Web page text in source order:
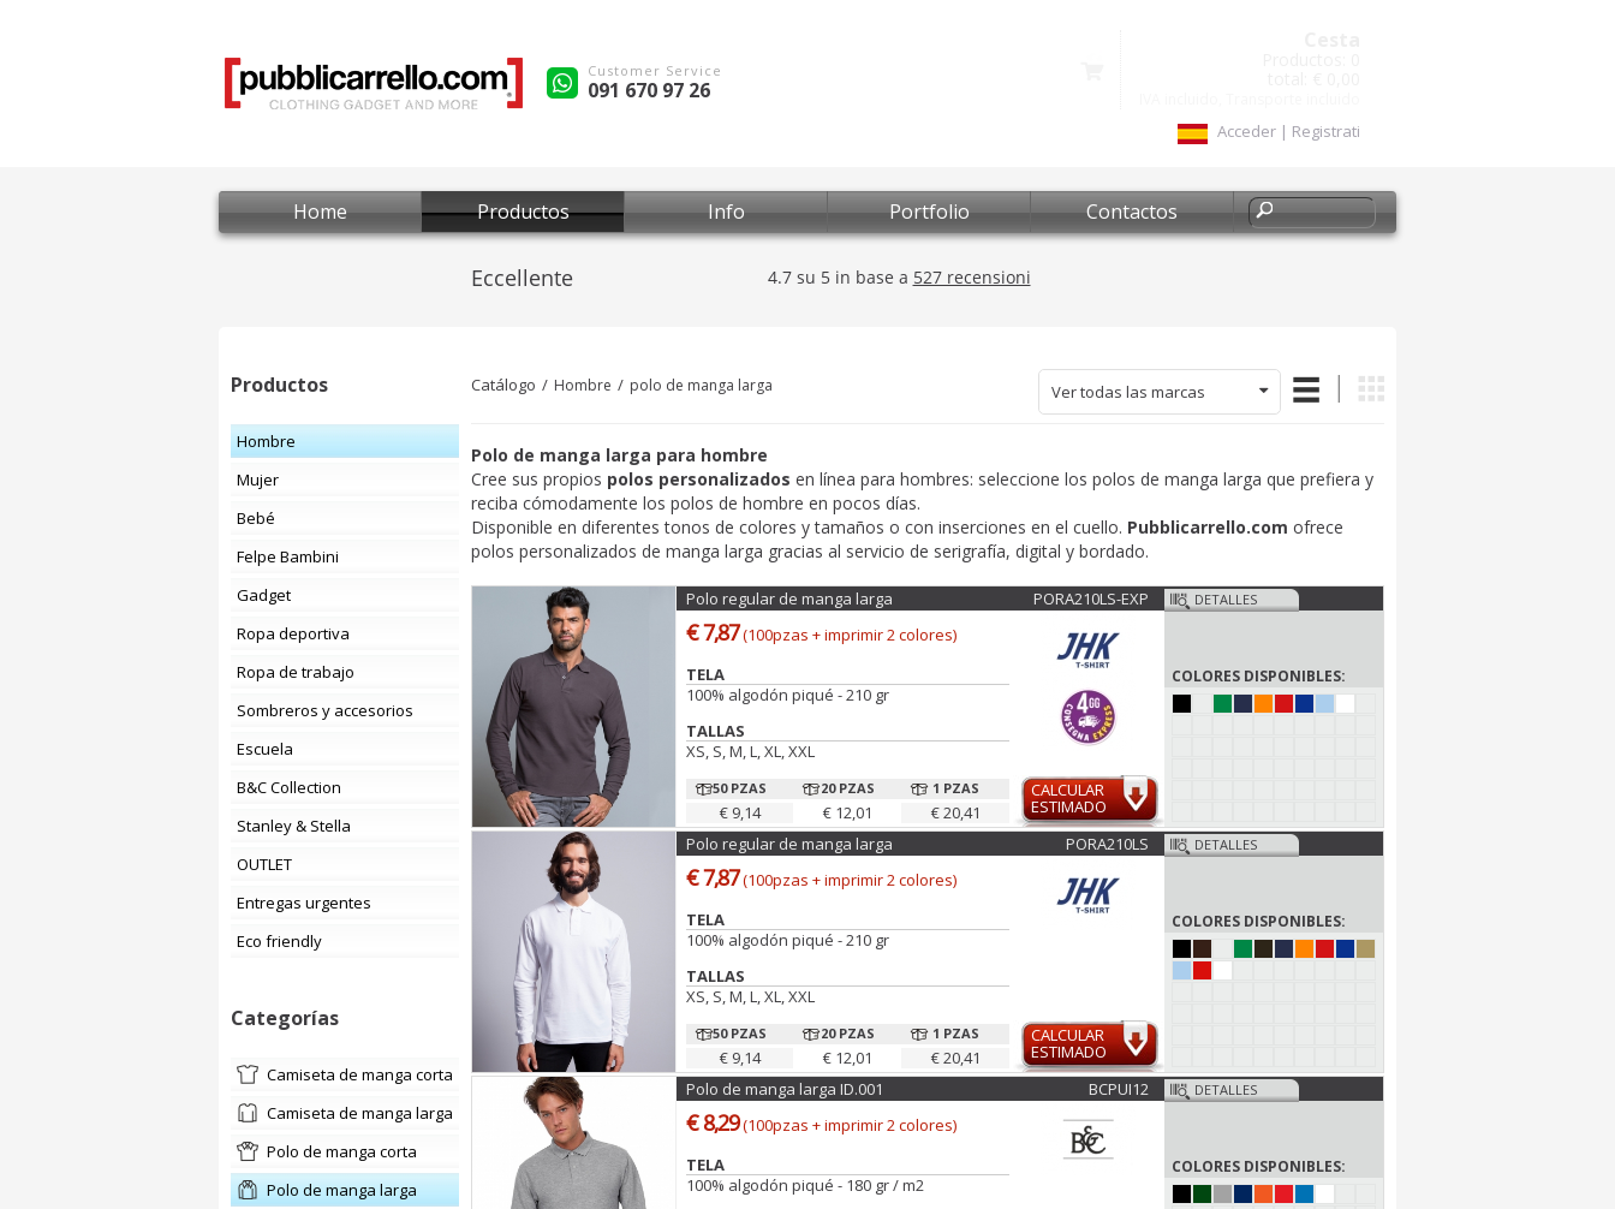
Customer Service
091 670 97 26
Acceder | Registrati
Home Productos Info Portfolio Contactos
Productos
Hombre
Mujer
Bebé
Felpe Bambini
Gadget
Ropa deportiva
Ropa de trabajo
Sombreros y accesorios
Escuela
B&C Collection
Stanley & Stella
OUTLET
Entregas urgentes
Eco friendly
Categorías
camiseta de manga corta
camiseta de manga larga
polo de manga corta
polo de manga larga
Catálogo Hombre polo de manga larga Ver todas las marcas
Polo de manga larga para hombre
Cree sus propios polos personalizados en línea para hombres: seleccione los polos de manga larga que prefiera y
reciba cómodamente los polos de hombre en pocos días.
Disponible en diferentes tonos de colores y tamaños o con inserciones en el cuello. Pubblicarrello.com ofrece
polos personalizados de manga larga gracias al servicio de serigrafía, digital y bordado.
Polo regular de manga larga PORA210LS-EXP
€ 7,87(100pzas + imprimir 2 colores)
TELA
100% algodón piqué - 210 gr
TALLAS
XS, S, M, L, XL, XXL
50 PZAS
€ 9,14
20 PZAS
€ 12,01
1 PZAS
€ 20,41
CALCULAR
ESTIMADO
DETALLES
COLORES DISPONIBLES:
Polo regular de manga larga PORA210LS
€ 7,87(100pzas + imprimir 2 colores)
TELA
100% algodón piqué - 210 gr
TALLAS
XS, S, M, L, XL, XXL
50 PZAS
€ 9,14
20 PZAS
€ 12,01
1 PZAS
€ 20,41
CALCULAR
ESTIMADO
DETALLES
COLORES DISPONIBLES:
Polo de manga larga ID.001 BCPUI12
€ 8,29(100pzas + imprimir 2 colores)
TELA
100% algodón piqué - 180 gr / m2
DETALLES
COLORES DISPONIBLES: